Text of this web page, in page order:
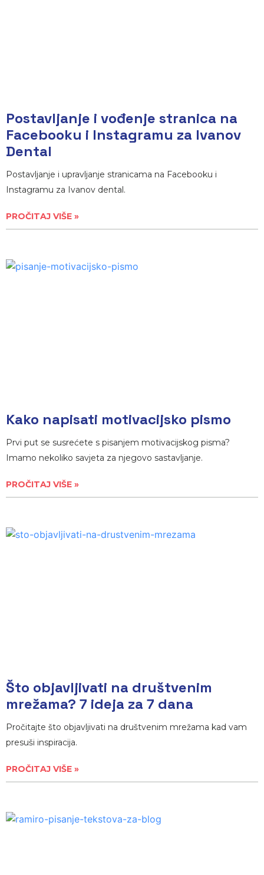
Postavljanje i vođenje stranica na
Facebooku i Instagramu za Ivanov
Dental
Postavljanje i upravljanje stranicama na Facebooku i
Instagramu za Ivanov dental.
PROČITAJ VIŠE »
Kako napisati motivacijsko pismo
Prvi put se susrećete s pisanjem motivacijskog pisma?
Imamo nekoliko savjeta za njegovo sastavljanje.
PROČITAJ VIŠE »
Što objavljivati na društvenim
mrežama? 7 ideja za 7 dana
Pročitajte što objavljivati na društvenim mrežama kad vam
presuši inspiracija.
PROČITAJ VIŠE »